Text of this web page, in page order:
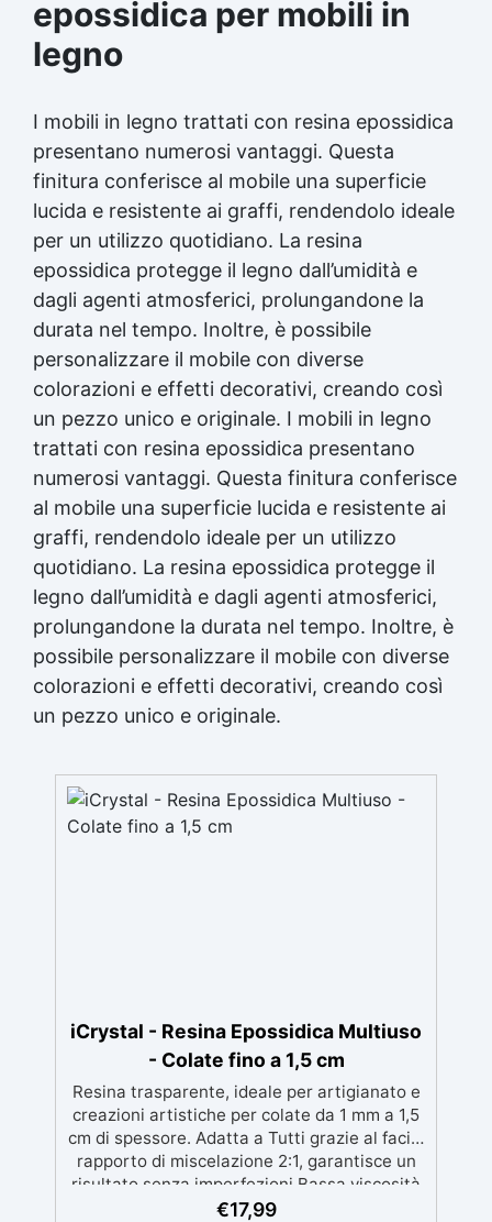
epossidica per mobili in
legno
I mobili in legno trattati con resina epossidica
presentano numerosi vantaggi. Questa
finitura conferisce al mobile una superficie
lucida e resistente ai graffi, rendendolo ideale
per un utilizzo quotidiano. La resina
epossidica protegge il legno dall’umidità e
dagli agenti atmosferici, prolungandone la
durata nel tempo. Inoltre, è possibile
personalizzare il mobile con diverse
colorazioni e effetti decorativi, creando così
un pezzo unico e originale. I mobili in legno
trattati con resina epossidica presentano
numerosi vantaggi. Questa finitura conferisce
al mobile una superficie lucida e resistente ai
graffi, rendendolo ideale per un utilizzo
quotidiano. La resina epossidica protegge il
legno dall’umidità e dagli agenti atmosferici,
prolungandone la durata nel tempo. Inoltre, è
possibile personalizzare il mobile con diverse
colorazioni e effetti decorativi, creando così
un pezzo unico e originale.
iCrystal - Resina Epossidica Multiuso
- Colate fino a 1,5 cm
Resina trasparente, ideale per artigianato e
creazioni artistiche per colate da 1 mm a 1,5
cm di spessore. Adatta a Tutti grazie al facile
rapporto di miscelazione 2:1, garantisce un
risultato senza imperfezioni Bassa viscosità
per colate senza bolle, compatibile con
€17,99